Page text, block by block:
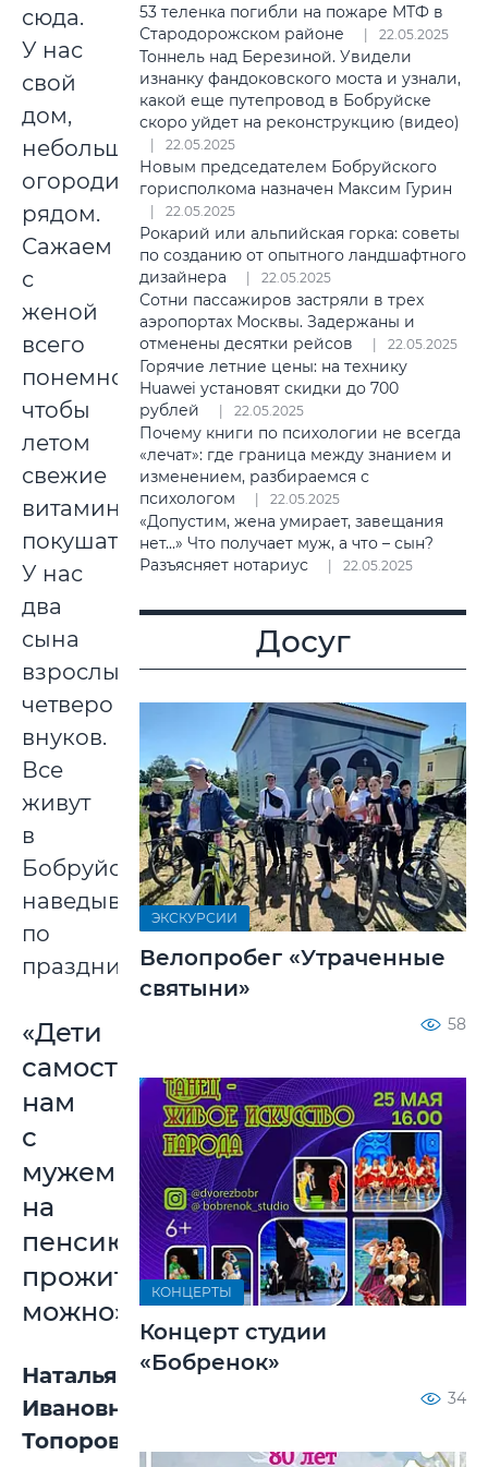
сюда.
У нас
свой
дом,
небольшой
огородик
рядом.
Сажаем
с
женой
всего
понемногу,
чтобы
летом
свежие
витамины
покушать.
У нас
два
сына
взрослых,
четверо
внуков.
Все
живут
в
Бобруйске,
наведываются
по
праздникам.
«Дети
самостоятельные,
нам
с
мужем
на
пенсию
прожить
можно»
Наталья
Ивановна
Топорова,
53 теленка погибли на пожаре МТФ в
Стародорожском районе
22.05.2025
Тоннель над Березиной. Увидели
изнанку фандоковского моста и узнали,
какой еще путепровод в Бобруйске
скоро уйдет на реконструкцию (видео)
22.05.2025
Новым председателем Бобруйского
горисполкома назначен Максим Гурин
22.05.2025
Рокарий или альпийская горка: советы
по созданию от опытного ландшафтного
дизайнера
22.05.2025
Сотни пассажиров застряли в трех
аэропортах Москвы. Задержаны и
отменены десятки рейсов
22.05.2025
Горячие летние цены: на технику
Huawei установят скидки до 700
рублей
22.05.2025
Почему книги по психологии не всегда
«лечат»: где граница между знанием и
изменением, разбираемся с
психологом
22.05.2025
«Допустим, жена умирает, завещания
нет...» Что получает муж, а что – сын?
Разъясняет нотариус
22.05.2025
Досуг
ЭКСКУРСИИ
Велопробег «Утраченные
святыни»
58
КОНЦЕРТЫ
Концерт студии
«Бобренок»
34